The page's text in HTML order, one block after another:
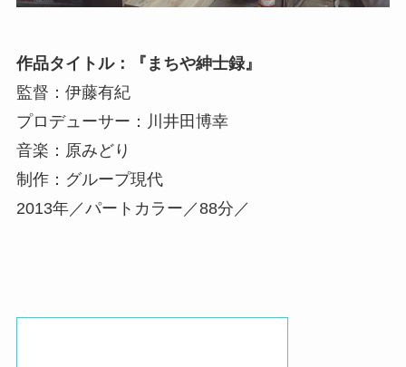
作品タイトル：『まちや紳士録』
監督：伊藤有紀
プロデューサー：川井田博幸
音楽：原みどり
制作：グループ現代
2013年／パートカラー／88分／